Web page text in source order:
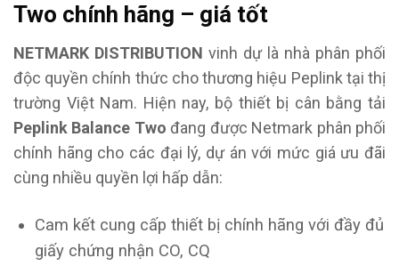
Two chính hãng – giá tốt
NETMARK DISTRIBUTION vinh dự là nhà phân phối
độc quyền chính thức cho thương hiệu Peplink tại thị
trường Việt Nam. Hiện nay, bộ thiết bị cân bằng tải
Peplink Balance Twođang được Netmark phân phối
chính hãng cho các đại lý, dự án với mức giá ưu đãi
cùng nhiều quyền lợi hấp dẫn:
Cam kết cung cấp thiết bị chính hãng với đầy đủ
giấy chứng nhận CO, CQ